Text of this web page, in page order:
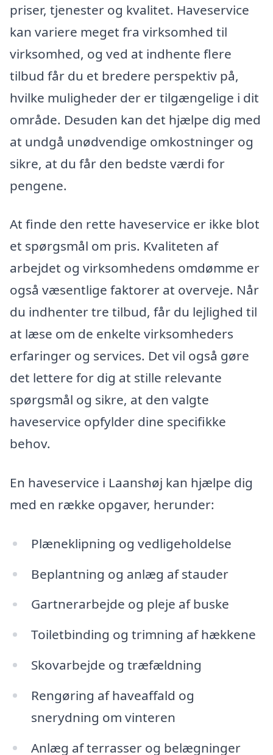
priser, tjenester og kvalitet. Haveservice
kan variere meget fra virksomhed til
virksomhed, og ved at indhente flere
tilbud får du et bredere perspektiv på,
hvilke muligheder der er tilgængelige i dit
område. Desuden kan det hjælpe dig med
at undgå unødvendige omkostninger og
sikre, at du får den bedste værdi for
pengene.
At finde den rette haveservice er ikke blot
et spørgsmål om pris. Kvaliteten af
arbejdet og virksomhedens omdømme er
også væsentlige faktorer at overveje. Når
du indhenter tre tilbud, får du lejlighed til
at læse om de enkelte virksomheders
erfaringer og services. Det vil også gøre
det lettere for dig at stille relevante
spørgsmål og sikre, at den valgte
haveservice opfylder dine specifikke
behov.
En haveservice i Laanshøj kan hjælpe dig
med en række opgaver, herunder:
Plæneklipning og vedligeholdelse
Beplantning og anlæg af stauder
Gartnerarbejde og pleje af buske
Toiletbinding og trimning af hækkene
Skovarbejde og træfældning
Rengøring af haveaffald og
snerydning om vinteren
Anlæg af terrasser og belægninger